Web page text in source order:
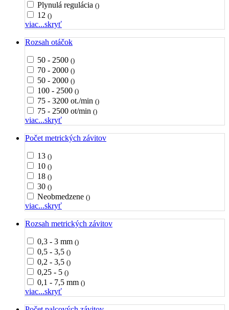
Plynulá regulácia ()
12 ()
viac...skryť
Rozsah otáčok
50 - 2500 ()
70 - 2000 ()
50 - 2000 ()
100 - 2500 ()
75 - 3200 ot./min ()
75 - 2500 ot/min ()
viac...skryť
Počet metrických závitov
13 ()
10 ()
18 ()
30 ()
Neobmedzene ()
viac...skryť
Rozsah metrických závitov
0,3 - 3 mm ()
0,5 - 3,5 ()
0,2 - 3,5 ()
0,25 - 5 ()
0,1 - 7,5 mm ()
viac...skryť